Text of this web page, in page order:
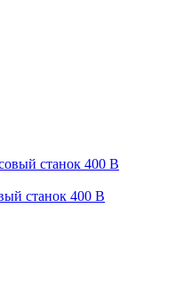
станок 400 В